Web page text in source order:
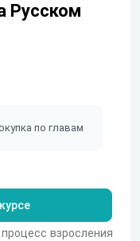
Русском
по главам
взросления